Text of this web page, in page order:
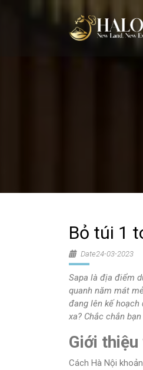
Bỏ túi 1
Date24-03-2023
Sapa là địa điểm
quanh năm mát
đang lên kế
xa? Chắc chắn
Giới
Cách Hà Nội